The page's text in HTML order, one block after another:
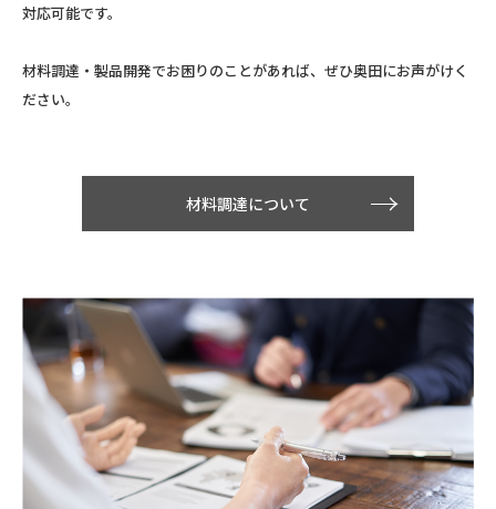
対応可能です。
材料調達・製品開発でお困りのことがあれば、ぜひ奥田にお声がけく
ださい。
材料調達について